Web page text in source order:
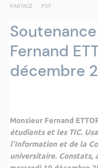
PARTAGE PDF
Fernand
décembre
Monsieur Fernand
étudiants et les TIC.
l'Information et de la
universitaire. Constats,